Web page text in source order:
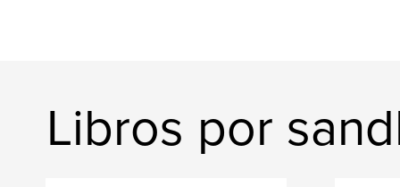
Libros por